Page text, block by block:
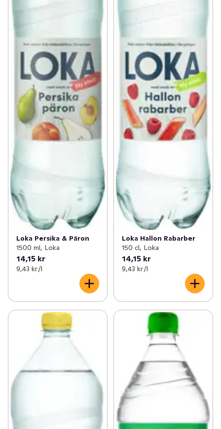
Loka Persika & Päron
1500 ml, Loka
14,15 kr
9,43 kr /l
Loka Hallon Rabarber
150 cl, Loka
14,15 kr
9,43 kr /l